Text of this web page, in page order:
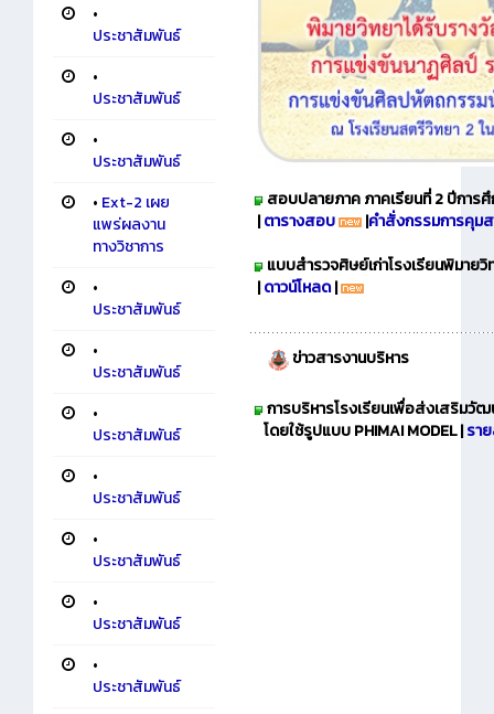
•
ประชาสัมพันธ์
•
ประชาสัมพันธ์
•
ประชาสัมพันธ์
• Ext-2 เผย
แพร่ผลงาน
ทางวิชาการ
•
ประชาสัมพันธ์
•
ประชาสัมพันธ์
•
ประชาสัมพันธ์
•
ประชาสัมพันธ์
•
ประชาสัมพันธ์
•
ประชาสัมพันธ์
•
ประชาสัมพันธ์
สอบปลายภาค ภาคเรียนที่ 2 ปีการ
|ตารางสอบ |คำสั่งกรรมการคุม
แบบสำรวจศิษย์เก่าโรงเรียนพิมาย
|ดาวน์โหลด|
ข่าวสารงานบริหาร
การบริหารโรงเรียนเพื่อส่งเสริมวั
โดยใช้รูปแบบ PHIMAI MODEL |รา